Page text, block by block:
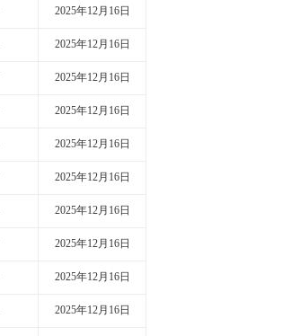
2025年12月16日
2025年12月16日
2025年12月16日
2025年12月16日
2025年12月16日
2025年12月16日
2025年12月16日
2025年12月16日
2025年12月16日
2025年12月16日